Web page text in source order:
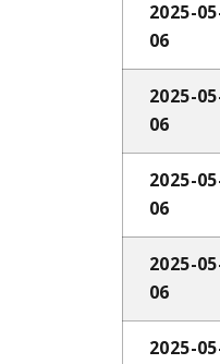
2025-
06
2025-
06
2025-
06
2025-
06
2025-